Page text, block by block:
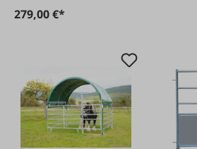
279,00 €*